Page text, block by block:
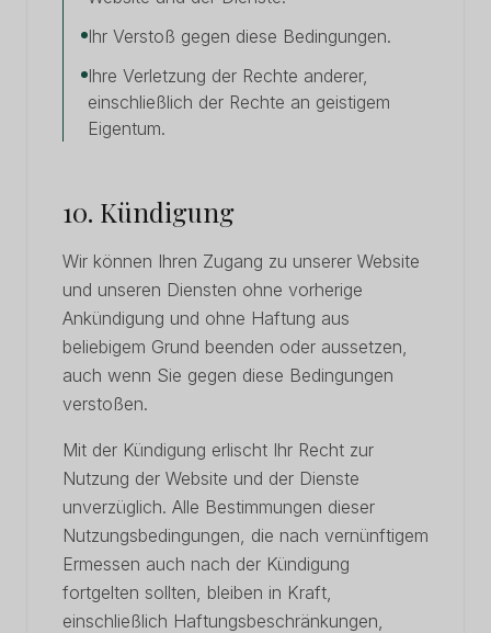
Ihr Verstoß gegen diese Bedingungen.
Ihre Verletzung der Rechte anderer,
einschließlich der Rechte an geistigem
Eigentum.
10. Kündigung
Wir können Ihren Zugang zu unserer Website
und unseren Diensten ohne vorherige
Ankündigung und ohne Haftung aus
beliebigem Grund beenden oder aussetzen,
auch wenn Sie gegen diese Bedingungen
verstoßen.
Mit der Kündigung erlischt Ihr Recht zur
Nutzung der Website und der Dienste
unverzüglich. Alle Bestimmungen dieser
Nutzungsbedingungen, die nach vernünftigem
Ermessen auch nach der Kündigung
fortgelten sollten, bleiben in Kraft,
einschließlich Haftungsbeschränkungen,